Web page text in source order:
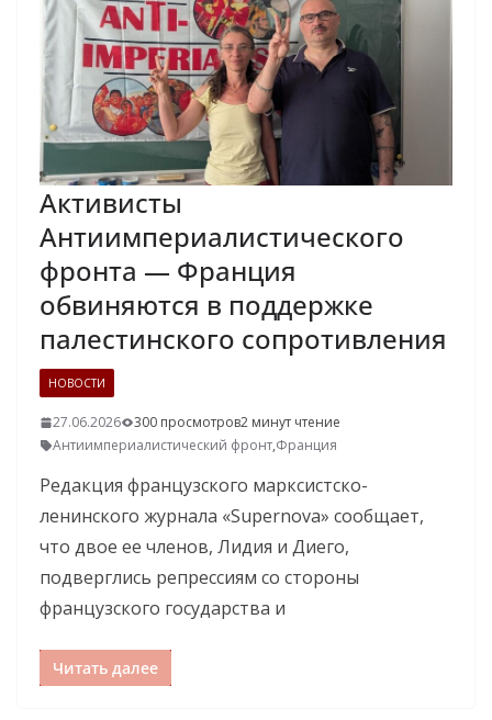
Активисты
Антиимпериалистического
фронта — Франция
обвиняются в поддержке
палестинского сопротивления
НОВОСТИ
27.06.2026 300 просмотров2 минут чтение
Антиимпериалистический фронт,Франция
Редакция французского марксистско-
ленинского журнала «Supernova» сообщает,
что двое ее членов, Лидия и Диего,
подверглись репрессиям со стороны
французского государства и
Читать далее